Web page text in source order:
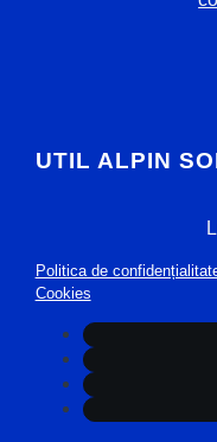
UTIL ALPIN
Politica de
Cookies